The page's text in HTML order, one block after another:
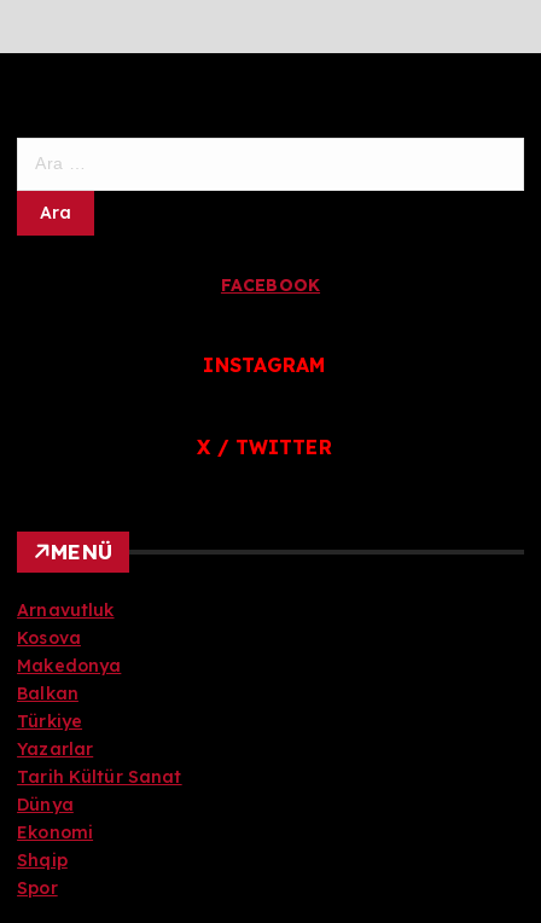
m
FACEBOOK
INSTAGRAM
X / TWITTER
MENÜ
Arnavutluk
Kosova
Makedonya
Balkan
Türkiye
Yazarlar
Tarih Kültür Sanat
Dünya
Ekonomi
Shqip
Spor